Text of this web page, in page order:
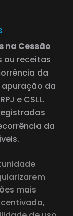
na Cessão
ou receitas
da
da
e CSLL.
da
mais